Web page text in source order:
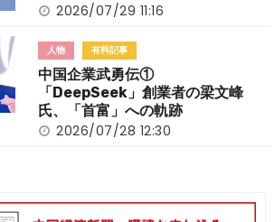
2026/07/29 11:16
人物 有料記事
中国企業武勇伝①
「DeepSeek」創業者の梁文峰
氏、「首富」への軌跡
2026/07/28 12:30